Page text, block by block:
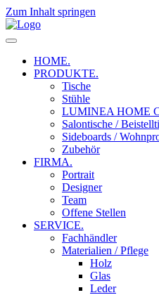
Zum Inhalt springen
HOME.
PRODUKTE.
Tische
Stühle
LUMINEA HOME
Salontische /
Sideboards /
Zubehör
FIRMA.
Portrait
Designer
Team
Offene Stellen
SERVICE.
Fachhändler
Materialien / Pflege
Holz
Glas
Leder